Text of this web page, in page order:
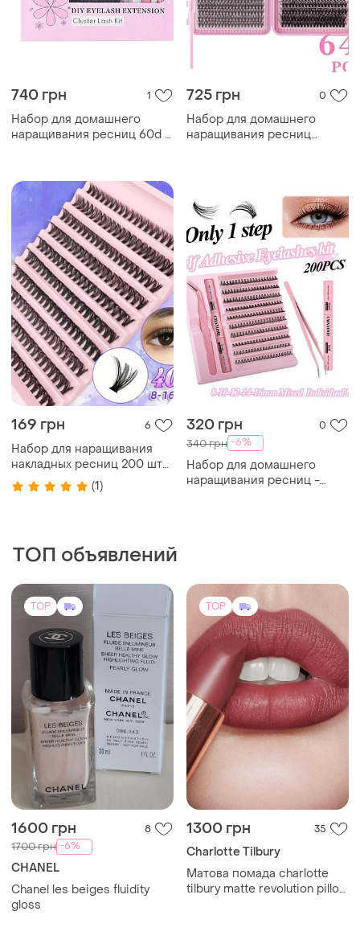
740 грн 1
Набор для домашнего
наращивания ресниц 60d +
725 грн 0
Набор для домашнего
наращивания ресниц
169 грн 6
Набор для наращивания
накладных ресниц 200 шт
40d пучковые ресницы
(1)
320 грн 0
340 грн -6%
Набор для домашнего
наращивания ресниц -
ТОП объявлений
TOP
1600 грн 8
1700 грн -6%
CHANEL
Chanel les beiges fluidity
gloss
TOP
1300 грн 35
Charlotte Tilbury
Матова помада charlotte
tilbury matte revolution pillow